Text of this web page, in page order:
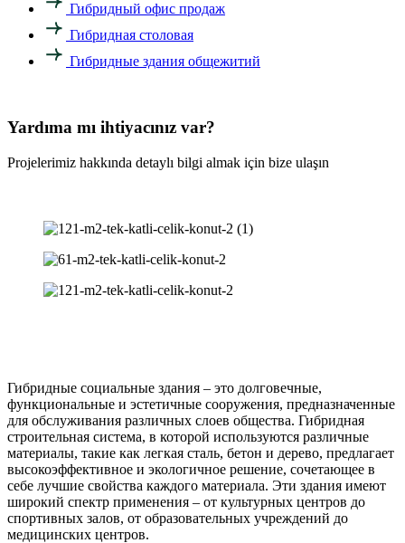
Гибридный офис продаж
Гибридная столовая
Гибридные здания общежитий
Yardıma mı ihtiyacınız var?
Projelerimiz hakkında detaylı bilgi almak için bize ulaşın
Гибридные социальные здания – это долговечные,
функциональные и эстетичные сооружения, предназначенные
для обслуживания различных слоев общества. Гибридная
строительная система, в которой используются различные
материалы, такие как легкая сталь, бетон и дерево, предлагает
высокоэффективное и экологичное решение, сочетающее в
себе лучшие свойства каждого материала. Эти здания имеют
широкий спектр применения – от культурных центров до
спортивных залов, от образовательных учреждений до
медицинских центров.